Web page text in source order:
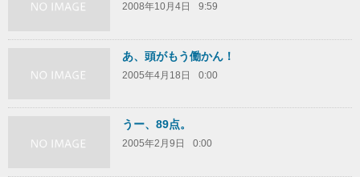
2008年10月4日 9:59
あ、頭がもう働かん！
2005年4月18日 0:00
うー、89点。
2005年2月9日 0:00